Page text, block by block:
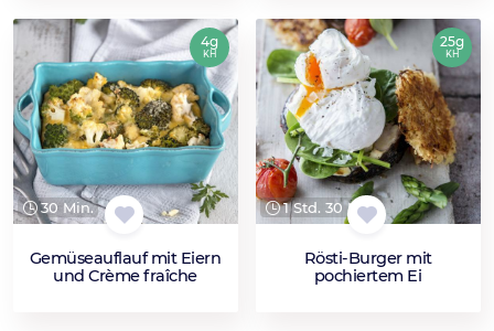
30 Min.
Gemüseauflauf mit Eiern
und Crème fraîche
4g
KH
1 Std. 30 Min.
Rösti-Burger mit
pochiertem Ei
25g
KH